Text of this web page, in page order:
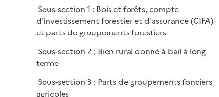
l
i
e
Sous-section 1 : Bois et forêts, compte
d'investissement forestier et d'assurance (CIFA)
et parts de groupements forestiers
Sous-section 2 : Bien rural donné à bail à long
terme
Sous-section 3 : Parts de groupements fonciers
agricoles